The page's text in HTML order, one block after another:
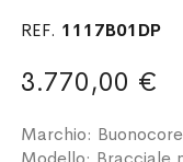
REF. 1117B01DP
3.770,00 €
Marchio: Buonocore